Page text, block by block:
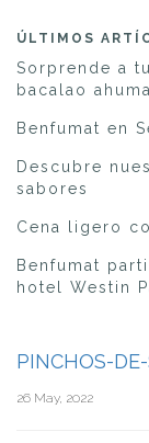
ÚLTIMOS
Sorprende a
bacalao
Benfumat en
Descubre
sabores
Cena ligero
Benfumat
hotel Westin
PINCHOS-
26 May, 2022